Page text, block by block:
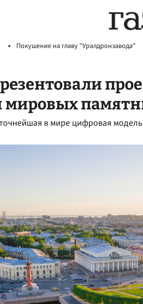
Покушение на главу "Уралдронзавода"
в мире цифровая